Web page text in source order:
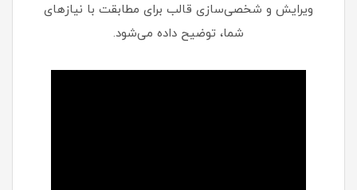
ویرایش و شخصی‌سازی قالب برای مطابقت با نیازهای
شما، توضیح داده می‌شود.